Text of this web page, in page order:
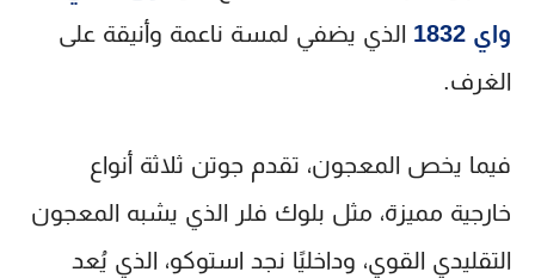
واي 1832
الذي يضفي لمسة ناعمة وأنيقة على
الغرف.
فيما يخص المعجون، تقدم جوتن ثلاثة أنواع
خارجية مميزة، مثل بلوك فلر الذي يشبه المعجون
التقليدي القوي، وداخليًا نجد استوكو، الذي يُعد